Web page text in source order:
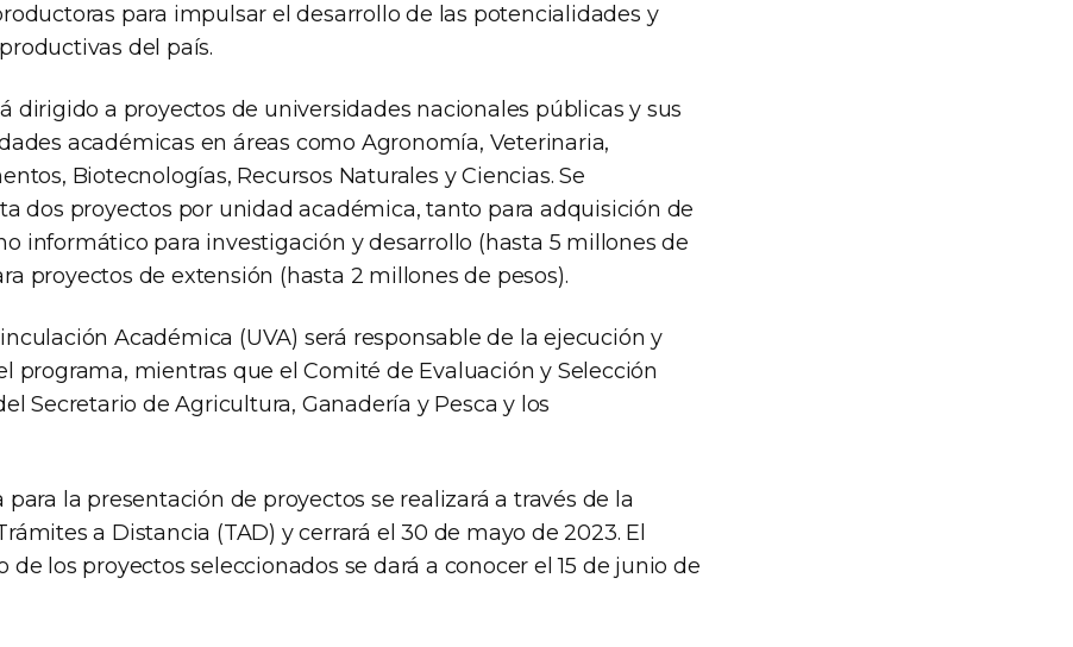
para impulsar el desarrollo de las potencialidades y
del país.
dirigido a proyectos de universidades nacionales públicas y sus
académicas en áreas como Agronomía, Veterinaria,
Biotecnologías, Recursos Naturales y Ciencias. Se
dos proyectos por unidad académica, tanto para adquisición de
informático para investigación y desarrollo (hasta 5 millones de
proyectos de extensión (hasta 2 millones de pesos).
Académica (UVA) será responsable de la ejecución y
programa, mientras que el Comité de Evaluación y Selección
Secretario de Agricultura, Ganadería y Pesca y los
para la presentación de proyectos se realizará a través de la
a Distancia (TAD) y cerrará el 30 de mayo de 2023. El
de los proyectos seleccionados se dará a conocer el 15 de junio de